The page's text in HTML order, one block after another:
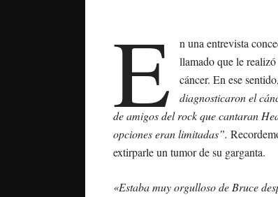
E
n una entrevista
llamado que le
cáncer. En ese
diagnosticaron el
de amigos del rock que cantaran
opciones eran limitadas”.
extirparle un tumor de su garganta.
«Estaba muy orgulloso de Bruce